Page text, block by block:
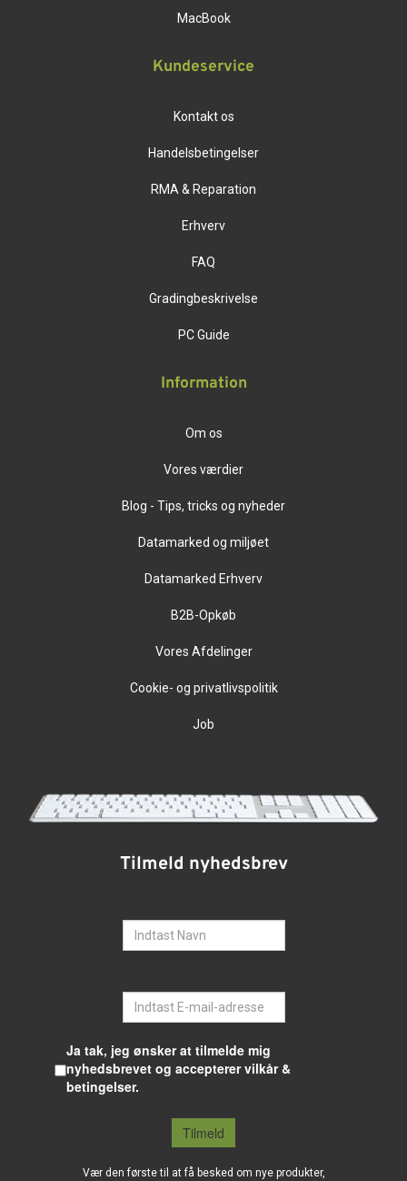
MacBook
Kundeservice
Kontakt os
Handelsbetingelser
RMA & Reparation
Erhverv
FAQ
Gradingbeskrivelse
PC Guide
Information
Om os
Vores værdier
Blog - Tips, tricks og nyheder
Datamarked og miljøet
Datamarked Erhverv
B2B-Opkøb
Vores Afdelinger
Cookie- og privatlivspolitik
Job
Tilmeld nyhedsbrev
Ja tak, jeg ønsker at tilmelde mig
nyhedsbrevet og accepterer vilkår &
betingelser.
Tilmeld
Vær den første til at få besked om nye produkter,